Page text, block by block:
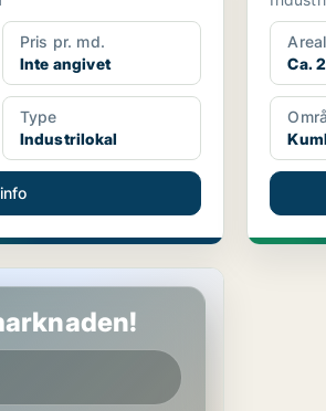
Pris pr. md.
Inte angivet
Type
Industrilokal
Areal
Ca.